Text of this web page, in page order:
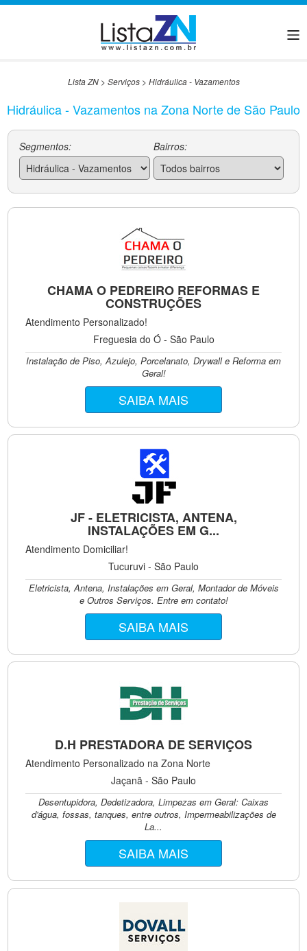
Lista ZN> Serviços> Hidráulica - Vazamentos
Hidráulica - Vazamentos na Zona Norte de São Paulo
Segmentos: Bairros:
CHAMA O PEDREIRO REFORMAS E
CONSTRUÇÕES
Atendimento Personalizado!
Freguesia do Ó - São Paulo
Instalação de Piso, Azulejo, Porcelanato, Drywall e Reforma em
Geral!
SAIBA MAIS
JF - ELETRICISTA, ANTENA,
INSTALAÇÕES EM G...
Atendimento Domiciliar!
Tucuruvi - São Paulo
Eletricista, Antena, Instalações em Geral, Montador de Móveis
e Outros Serviços. Entre em contato!
SAIBA MAIS
D.H PRESTADORA DE SERVIÇOS
Atendimento Personalizado na Zona Norte
Jaçanã - São Paulo
Desentupidora, Dedetizadora, Limpezas em Geral: Caixas
d'água, fossas, tanques, entre outros, Impermeabilizações de
La...
SAIBA MAIS